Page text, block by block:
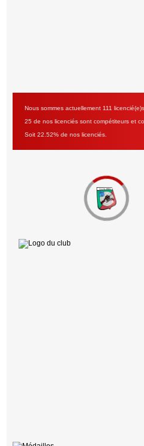
Nous sommes actuellement 111
25 de nos licenciés sont compétiteurs et
Soit 22.52% de nos licenciés.